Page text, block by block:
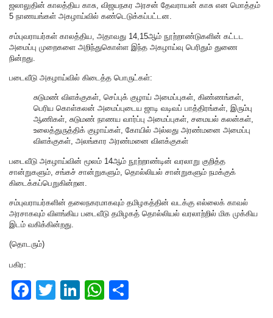
ஜலாலுதின் காலத்திய காசு, விஜயநகர அரசன் தேவராயன் காசு என மொத்தம்
5 நாணயங்கள் அகழாய்வில் கண்டெடுக்கப்பட்டன.
சம்புவராயர்கள் காலத்திய, அதாவது 14,15ஆம் நூற்றாண்டுகளின் கட்டட
அமைப்பு முறைகளை அறிந்துகொள்ள இந்த அகழாய்வு பெரிதும் துணை
நின்றது.
படைவீடு அகழாய்வில் கிடைத்த பொருட்கள்:
சுடுமண் விளக்குகள், செப்புக் குழாய் அமைப்புகள், கிண்ணங்கள்,
பெரிய கொள்கலன் அமைப்புடைய ஜாடி வடிவப் பாத்திரங்கள், இரும்பு
ஆணிகள், சுடுமண் நாணய வார்ப்பு அமைப்புகள், சமையல் கலன்கள்,
உலைத்துருத்திக் குழாய்கள், கோயில் அல்லது அரண்மனை அமைப்பு
விளக்குகள், அலங்கார அரண்மனை விளக்குகள்
படைவீடு அகழாய்வின் மூலம் 14ஆம் நூற்றாண்டின் வரலாறு குறித்த
சான்றுகளும், சங்கச் சான்றுகளும், தொல்லியல் சான்றுகளும் நமக்குக்
கிடைக்கப்பெறுகின்றன.
சம்புவராயர்களின் தலைநகரமாகவும் தமிழகத்தின் வடக்கு எல்லைக் காவல்
அரசாகவும் விளங்கிய படைவீடு தமிழகத் தொல்லியல் வரலாற்றில் மிக முக்கிய
இடம் வகிக்கின்றது.
(தொடரும்)
பகிர:
F
T
Li
W